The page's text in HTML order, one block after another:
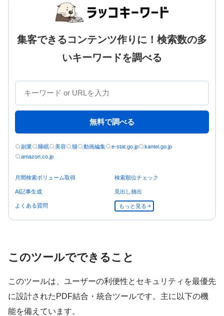
集客できるコンテンツ作りに！検索数の多
いキーワードを調べる
無料で調べる
副業 睡眠 美容 猫 動画編集 e-stat.go.jp
kantei.go.jp
amazon.co.jp
月間検索ボリューム取得 検索順位チェック
AI記事生成 見出し抽出
よくある質問 もっと見る
このツールでできること
このツールは、ユーザーの利便性とセキュリティを最優先
に設計されたPDF結合・統合ツールです。主に以下の機
能を備えています。